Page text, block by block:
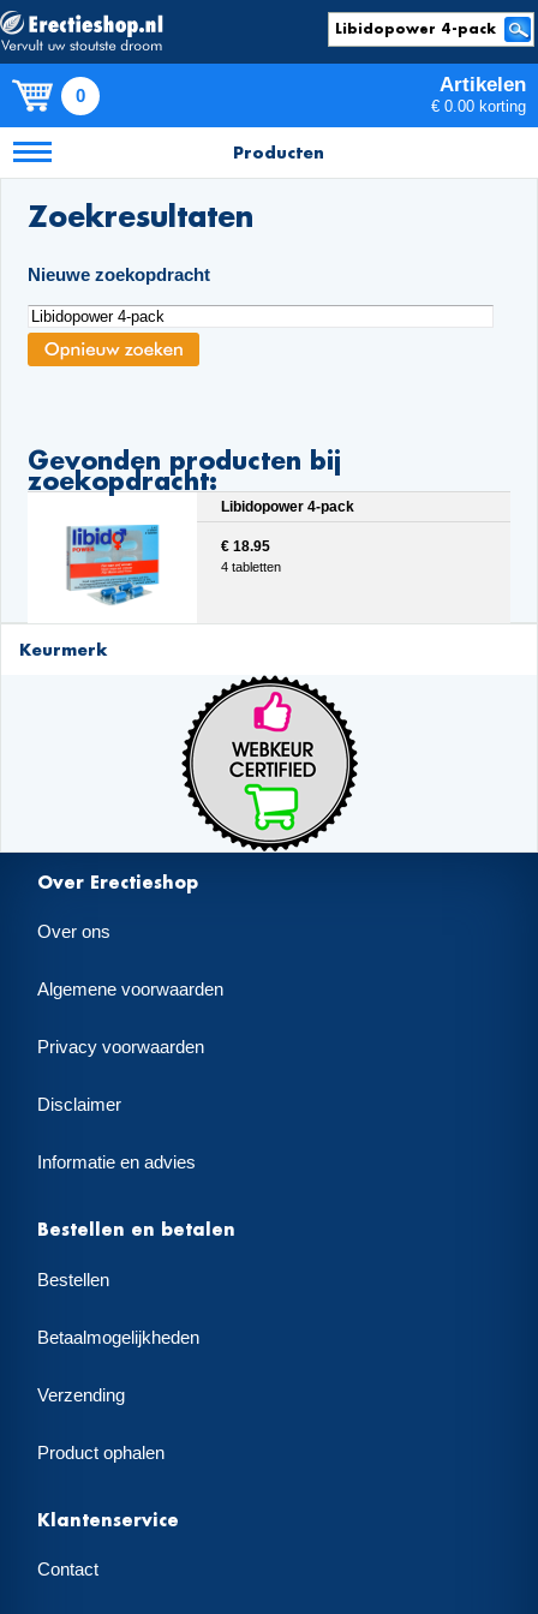
0 Artikelen
€ 0.00 korting
Producten
Zoekresultaten
Nieuwe zoekopdracht
Gevonden producten bij
zoekopdracht:
Libidopower 4-pack
€ 18.95
4 tabletten
Keurmerk
Over Erectieshop
Over ons
Algemene voorwaarden
Privacy voorwaarden
Disclaimer
Informatie en advies
Bestellen en betalen
Bestellen
Betaalmogelijkheden
Verzending
Product ophalen
Klantenservice
Contact